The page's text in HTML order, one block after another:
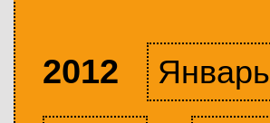
2012 Январь